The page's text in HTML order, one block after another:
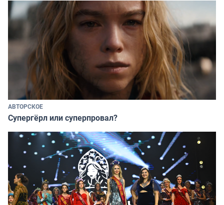
АВТОРСКОЕ
Супергёрл или суперпровал?